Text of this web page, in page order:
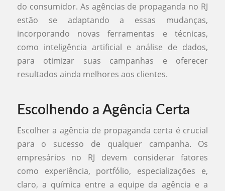
do consumidor. As agências de propaganda no RJ
estão se adaptando a essas mudanças,
incorporando novas ferramentas e técnicas,
como inteligência artificial e análise de dados,
para otimizar suas campanhas e oferecer
resultados ainda melhores aos clientes.
Escolhendo a Agência Certa
Escolher a agência de propaganda certa é crucial
para o sucesso de qualquer campanha. Os
empresários no RJ devem considerar fatores
como experiência, portfólio, especializações e,
claro, a química entre a equipe da agência e a